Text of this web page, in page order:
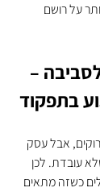
על רושם
–
בתפקוד
אבל עסק
עובדת. לכן
כשזה מתאים